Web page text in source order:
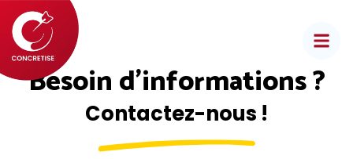
Aller
au
contenu
Besoin d’informations ?
Contactez-nous !